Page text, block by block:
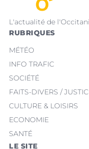
L'actualité de
RUBRIQUES
MÉTÉO
INFO TRAFIC
SOCIÉTÉ
FAITS-DIVERS /
CULTURE & LOISIRS
ECONOMIE
SANTÉ
LE SITE